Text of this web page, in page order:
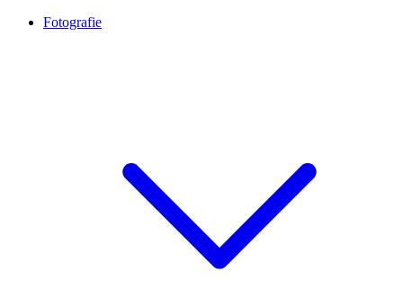
Fotografie